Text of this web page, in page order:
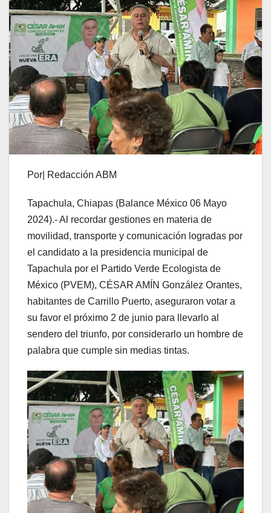
Por| Redacción ABM
Tapachula, Chiapas (Balance México 06 Mayo
2024).- Al recordar gestiones en materia de
movilidad, transporte y comunicación logradas por
el candidato a la presidencia municipal de
Tapachula por el Partido Verde Ecologista de
México (PVEM), CÉSAR AMÍN González Orantes,
habitantes de Carrillo Puerto, aseguraron votar a
su favor el próximo 2 de junio para llevarlo al
sendero del triunfo, por considerarlo un hombre de
palabra que cumple sin medias tintas.